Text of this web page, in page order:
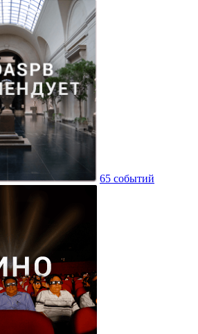
65 событий